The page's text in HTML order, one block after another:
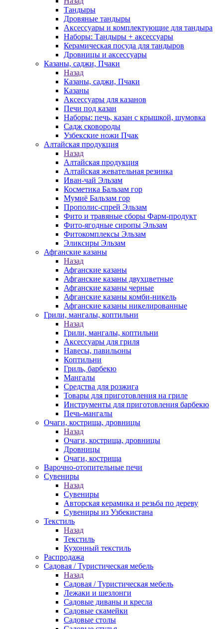
Тандыры
Дровяные тандыры
Аксессуары и комплектующие для тандыра
Наборы: Тандыры + аксессуары
Керамическая посуда для тандыров
Дровницы и аксессуары
Казаны, саджи, Пчаки
Назад
Казаны, саджи, Пчаки
Казаны
Аксессуары для казанов
Печи под казан
Наборы: печь, казан с крышкой, шумовка
Садж сковороды
Узбекские ножи Пчак
Алтайская продукция
Назад
Алтайская продукция
Алтайская жевательная резинка
Иван-чай Эльзам
Косметика Бальзам гор
Мумиё Бальзам гор
Прополис-спрей Эльзам
Фито и травяные сборы Фарм-продукт
Фито-ягодные сиропы Эльзам
Фитокомплексы Эльзам
Эликсиры Эльзам
Афганские казаны
Назад
Афганские казаны
Афганские казаны двухцветные
Афганские казаны черные
Афганские казаны комби-никель
Афганские казаны никелированные
Грили, мангалы, коптильни
Назад
Грили, мангалы, коптильни
Аксессуары для гриля
Навесы, павильоны
Коптильни
Гриль, барбекю
Мангалы
Средства для розжига
Товары для приготовления на гриле
Инструменты для приготовления барбекю
Печь-мангалы
Очаги, кострища, дровницы
Назад
Очаги, кострища, дровницы
Дровницы
Очаги, кострища
Варочно-отопительные печи
Сувениры
Назад
Сувениры
Авторская керамика и резьба по дереву
Сувениры из Узбекистана
Текстиль
Назад
Текстиль
Кухонный текстиль
Распродажа
Садовая / Туристическая мебель
Назад
Садовая / Туристическая мебель
Лежаки и шезлонги
Садовые диваны и кресла
Садовые скамейки
Садовые столы